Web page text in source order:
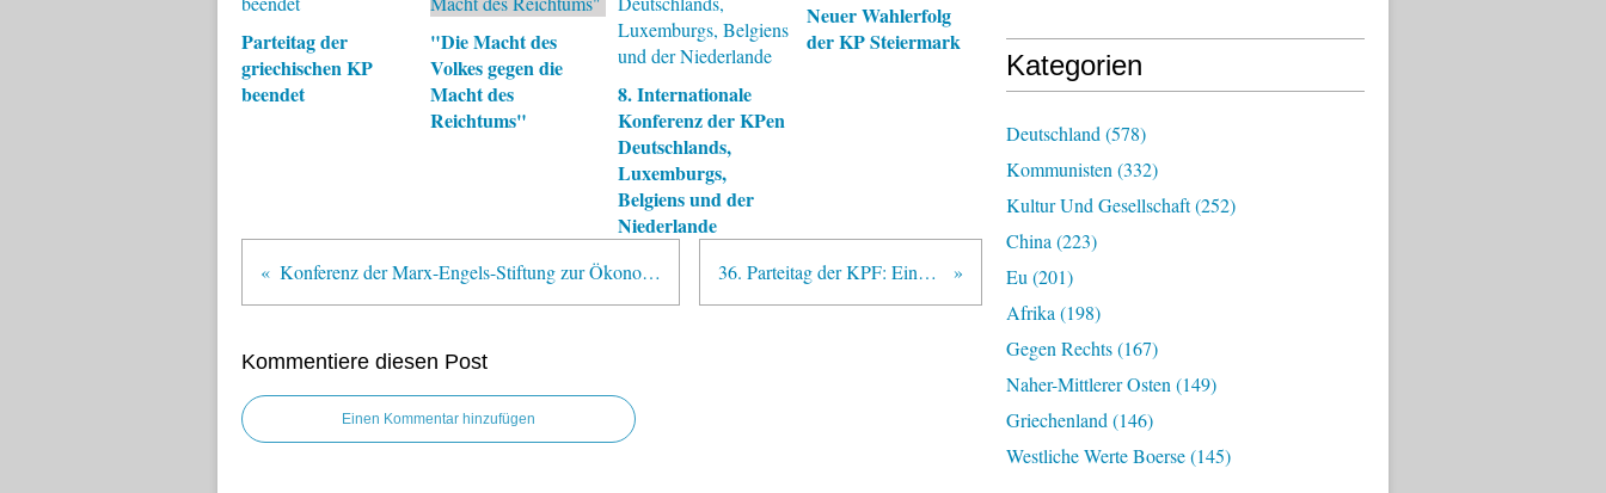
Parteitag der
griechischen KP
beendet
"Die Macht des
Volkes gegen die
Macht des
Reichtums"
8. Internationale
Konferenz der KPen
Deutschlands,
Luxemburgs,
Belgiens und der
Niederlande
Neuer Wahlerfolg
der KP Steiermark
Konferenz der Marx-Engels-Stiftung zur Ökonomie des Sozialismus 36. Parteitag der KPF: Eine andere Sicht
Kommentiere diesen Post
Einen Kommentar hinzufügen
Kategorien
Deutschland (578)
Kommunisten (332)
Kultur Und Gesellschaft(252)
China (223)
Eu (201)
Afrika (198)
Gegen Rechts(167)
Naher-Mittlerer Osten (149)
Griechenland (146)
Westliche Werte Boerse(145)